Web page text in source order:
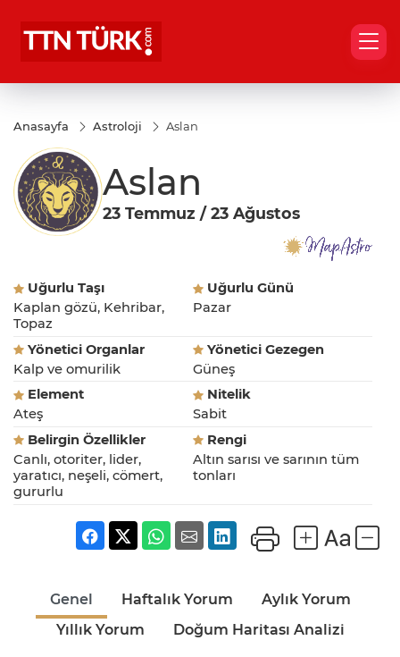
Anasayfa Astroloji Aslan
Aslan
23 Temmuz / 23 Ağustos
Uğurlu Taşı
Kaplan gözü, Kehribar,
Topaz
Uğurlu Günü
Pazar
Yönetici Organlar
Kalp ve omurilik
Yönetici Gezegen
Güneş
Element
Ateş
Nitelik
Sabit
Belirgin Özellikler
Canlı, otoriter, lider,
yaratıcı, neşeli, cömert,
gururlu
Rengi
Altın sarısı ve sarının tüm
tonları
Genel Haftalık Yorum
Aylık Yorum
Yıllık Yorum
Doğum Haritası Analizi